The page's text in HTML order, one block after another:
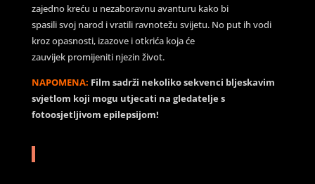
zajedno kreću u nezaboravnu avanturu kako bi
spasili svoj narod i vratili ravnotežu svijetu. No put ih vodi
kroz opasnosti, izazove i otkrića koja će
zauvijek promijeniti njezin život.
NAPOMENA: Film sadrži nekoliko sekvenci bljeskavim
svjetlom koji mogu utjecati na gledatelje s
fotoosjetljivom epilepsijom!